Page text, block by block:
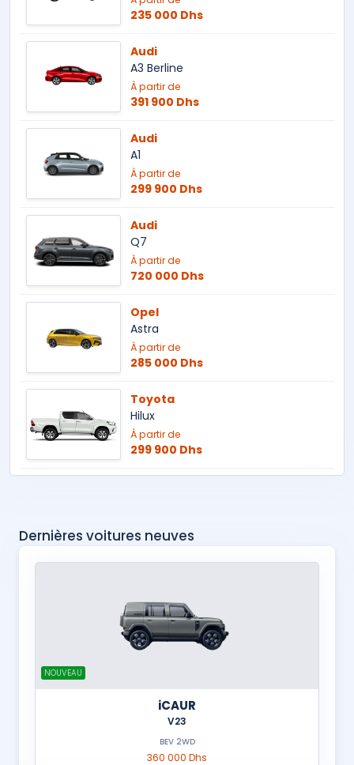
235 000 Dhs
Audi
A3 Berline
À partir de
391 900 Dhs
Audi
A1
À partir de
299 900 Dhs
Audi
Q7
À partir de
720 000 Dhs
Opel
Astra
À partir de
285 000 Dhs
Toyota
Hilux
À partir de
299 900 Dhs
Dernières voitures neuves
NOUVEAU
iCAUR
V23
BEV 2WD
360 000 Dhs